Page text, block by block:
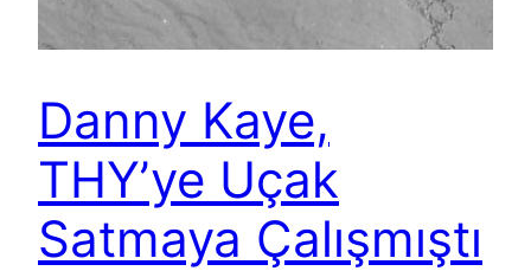
Danny Kaye,
THY’ye Uçak
Satmaya Çalışmıştı